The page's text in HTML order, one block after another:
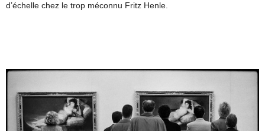
d’échelle chez le trop méconnu Fritz Henle.